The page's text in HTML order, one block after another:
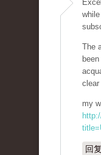
The
clear
my
回复